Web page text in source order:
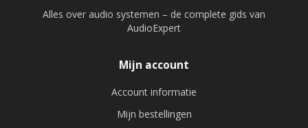
Alles over audio systemen – de complete gids van
AudioExpert
Mijn account
Account informatie
Mijn bestellingen